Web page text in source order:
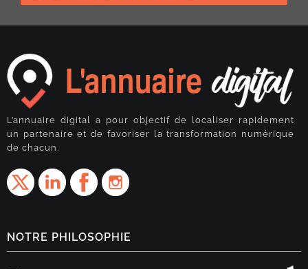
L’annuaire digital a pour objectif de localiser rapidement
un partenaire et de favoriser la transformation numérique
de chacun.
NOTRE PHILOSOPHIE